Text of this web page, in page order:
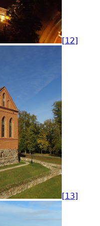
[12]
[13]